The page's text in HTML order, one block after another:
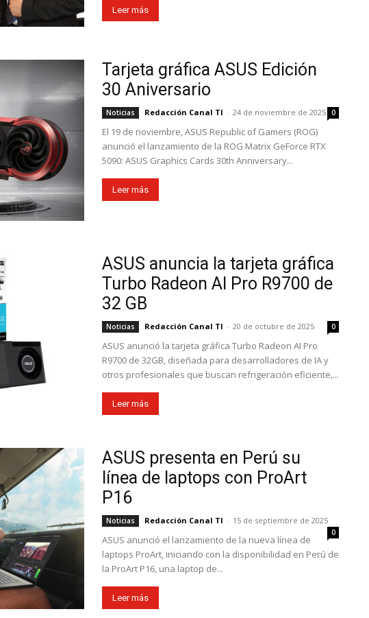
Leer más
Tarjeta gráfica ASUS Edición
30 Aniversario
Noticias Redacción Canal TI - 24 de noviembre de 2025 0
El 19 de noviembre, ASUS Republic of Gamers (ROG)
anunció el lanzamiento de la ROG Matrix GeForce RTX
5090: ASUS Graphics Cards 30th Anniversary...
Leer más
ASUS anuncia la tarjeta gráfica
Turbo Radeon AI Pro R9700 de
32 GB
Noticias Redacción Canal TI - 20 de octubre de 2025 0
ASUS anunció la tarjeta gráfica Turbo Radeon AI Pro
R9700 de 32GB, diseñada para desarrolladores de IA y
otros profesionales que buscan refrigeración eficiente,...
Leer más
ASUS presenta en Perú su
línea de laptops con ProArt
P16
Noticias Redacción Canal TI - 15 de septiembre de 2025
0
ASUS anunció el lanzamiento de la nueva línea de
laptops ProArt, iniciando con la disponibilidad en Perú de
la ProArt P16, una laptop de...
Leer más